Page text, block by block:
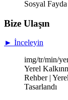
Sosyal
Bize Ulaşın
► İnceleyin
img/tr/min/
Yerel
Rehber |
Tasarlandı